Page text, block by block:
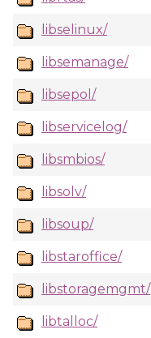
libselinux/
libsemanage/
libsepol/
libservicelog/
libsmbios/
libsolv/
libsoup/
libstaroffice/
libstoragemgmt/
libtalloc/